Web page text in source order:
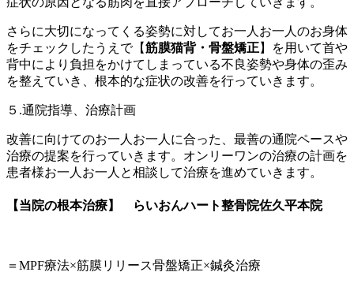
さらに大切になってくる姿勢に対してお一人お一人のお身体
をチェックしたうえで【筋膜猫背・骨盤矯正】を用いて首や
背中により負担をかけてしまっている不良姿勢や身体の歪み
を整えていき、根本的な症状の改善を行っていきます。
５.通院指導、治療計画
改善に向けてのお一人お一人に合った、最善の通院ペースや
治療の提案を行っていきます。オンリーワンの治療の計画を
患者様お一人お一人と相談して治療を進めていきます。
【当院の根本治療】 らいおんハート整骨院佐久平本院
＝MPF療法×筋膜リリース骨盤矯正×鍼灸治療